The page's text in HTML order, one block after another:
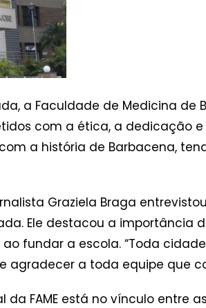
a Faculdade de Medicina de
com a ética, a dedicação
a história de Barbacena,
Graziela Braga
Ele destacou a importância
fundar a escola. “Toda
agradecer a toda equipe que
FAME está no vínculo entre